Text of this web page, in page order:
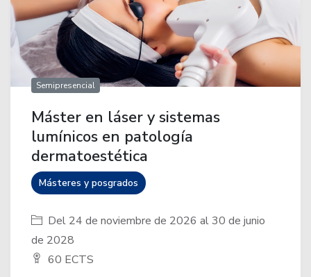
Semipresencial
Máster en láser y sistemas
lumínicos en patología
dermatoestética
Másteres y posgrados
Del 24 de noviembre de 2026 al 30 de junio
de 2028
60 ECTS